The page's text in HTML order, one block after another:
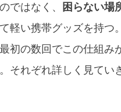
ではなく、 困らない場
軽い携帯グッズを持つ
初の数回でこの仕組み
それぞれ詳しく見てい